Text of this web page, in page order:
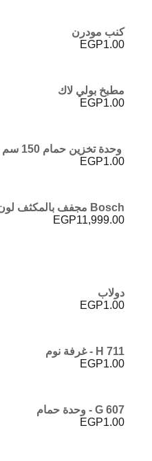
كنب مودرن
EGP1.00
مطبخ بولي لاك
EGP1.00
وحدة تخزين حمام 150 سم
EGP1.00
Bosch مجفف بالمكثف لون سيلفر بوش
EGP11,999.00
دولاب
EGP1.00
H 711 - غرفة نوم
EGP1.00
G 607 - وحدة حمام
EGP1.00